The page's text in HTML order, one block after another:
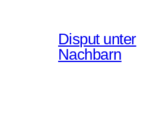
Disput unter
Nachbarn